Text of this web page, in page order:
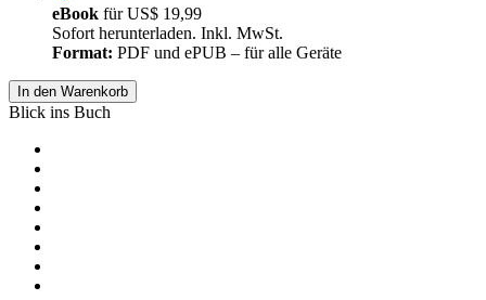
eBook fürUS$ 19,99
Sofort herunterladen. Inkl. MwSt.
Format: PDF und ePUB – für alle Geräte
In den Warenkorb
Blick ins Buch